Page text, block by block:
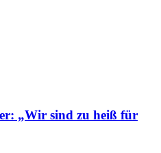
„Wir sind zu heiß für